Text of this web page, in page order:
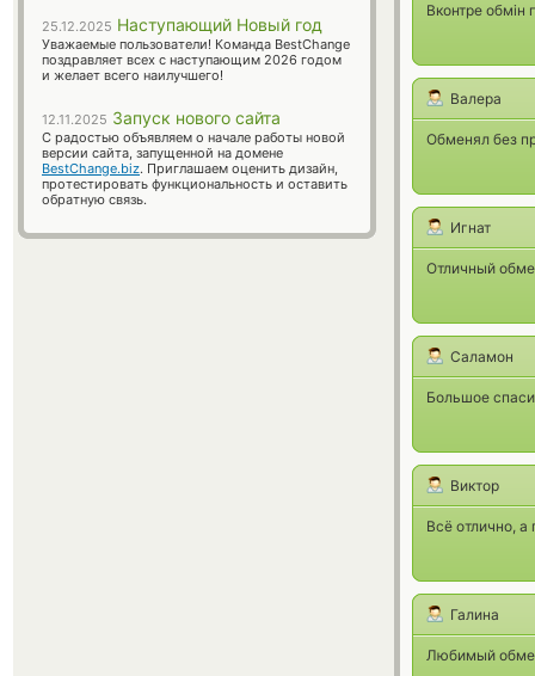
Вконтре обмін
Валера
Обменял без
Игнат
Отличный
Саламон
Большое
Виктор
Всё отлично, а
Галина
Любимый
25.12.2025 Наступающий Новый год
Уважаемые пользователи! Команда BestChange
поздравляет всех с наступающим 2026 годом
и желает всего наилучшего!
12.11.2025 Запуск нового сайта
С радостью объявляем о начале работы новой
версии сайта, запущенной на домене
BestChange.biz. Приглашаем оценить дизайн,
протестировать функциональность и оставить
обратную связь.